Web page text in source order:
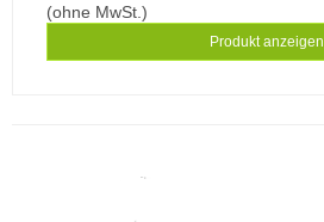
(ohne MwSt.)
Produkt anzeigen